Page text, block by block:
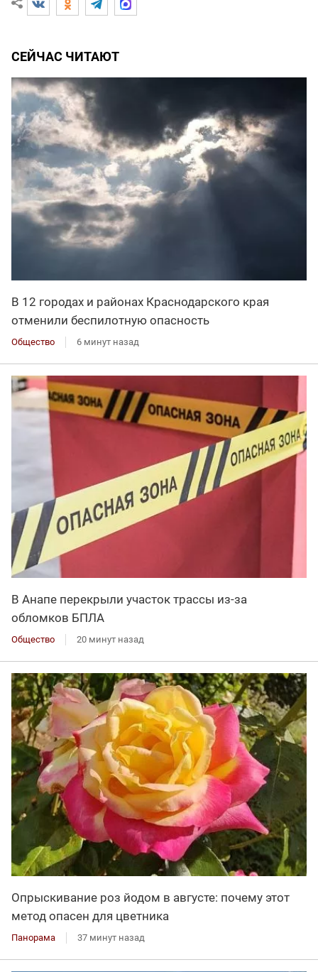
СЕЙЧАС ЧИТАЮТ
В 12 городах и районах Краснодарского края
отменили беспилотную опасность
Общество 6 минут назад
В Анапе перекрыли участок трассы из-за
обломков БПЛА
Общество 20 минут назад
Опрыскивание роз йодом в августе: почему этот
метод опасен для цветника
Панорама 37 минут назад